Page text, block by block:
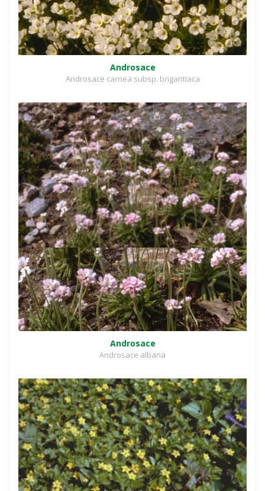
Androsace
Androsace carnea subsp. brigantiaca
Androsace
Androsace albana